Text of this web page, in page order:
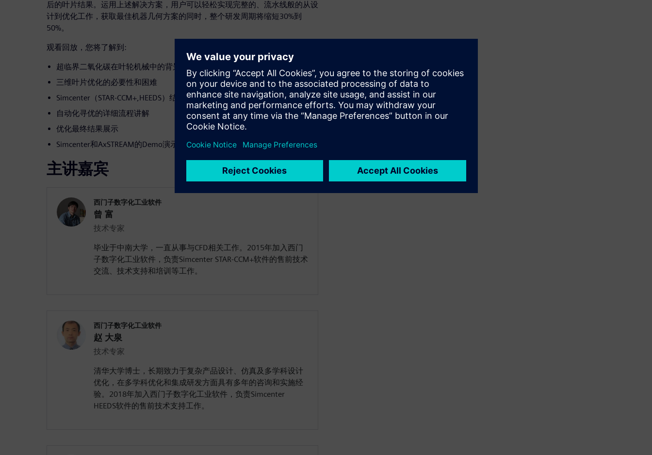
后的叶片结果。运用上述解决方案，用户可以轻松实现完整的、流水线般的从设
计到优化工作，获取最佳机器几何方案的同时，整个研发周期将缩短30%到
50%。
观看回放，您将了解到:
超临界二氧化碳在叶轮机械中的背景和优势
三维叶片优化的必要性和困难
Simcenter（STAR-CCM+,HEEDS）结合AxSTREAM的解决方案的组成及优势
自动化寻优的详细流程讲解
优化最终结果展示
Simcenter和AxSTREAM的Demo演示
主讲嘉宾
西门子数字化工业软件
曾 富
技术专家
毕业于中南大学，一直从事与CFD相关工作。2015年加入西门
子数字化工业软件，负责Simcenter STAR-CCM+软件的售前技术
交流、技术支持和培训等工作。
西门子数字化工业软件
赵 大泉
技术专家
清华大学博士，长期致力于复杂产品设计、仿真及多学科设计
优化，在多学科优化和集成研发方面具有多年的咨询和实施经
验。2018年加入西门子数字化工业软件，负责Simcenter
HEEDS软件的售前技术支持工作。